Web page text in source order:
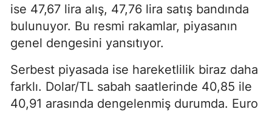
ise 47,67 lira alış, 47,76 lira satış bandında
bulunuyor. Bu resmi rakamlar, piyasanın
genel dengesini yansıtıyor.
Serbest piyasada ise hareketlilik biraz daha
farklı. Dolar/TL sabah saatlerinde 40,85 ile
40,91 arasında dengelenmiş durumda. Euro